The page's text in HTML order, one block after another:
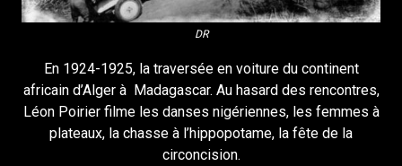
DR
En 1924-1925, la traversée en voiture du continent
africain d’Alger à Madagascar. Au hasard des rencontres,
Léon Poirier filme les danses nigériennes, les femmes à
plateaux, la chasse à l’hippopotame, la fête de la
circoncision.